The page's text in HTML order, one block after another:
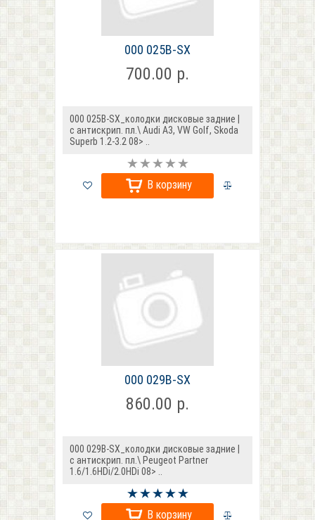
000 025B-SX
700.00 р.
000 025B-SX_колодки дисковые задние |
с антискрип. пл.\ Audi A3, VW Golf, Skoda
Superb 1.2-3.2 08> ..
В корзину
000 029B-SX
860.00 р.
000 029B-SX_колодки дисковые задние |
с антискрип. пл.\ Peugeot Partner
1.6/1.6HDi/2.0HDi 08> ..
В корзину